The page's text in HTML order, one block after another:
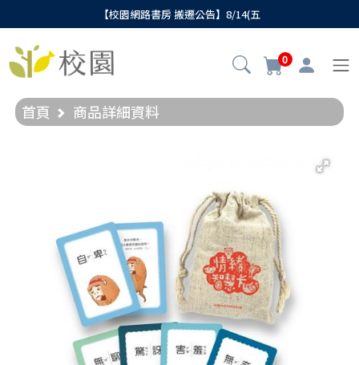
【校園網路書房 搬遷公告】8/14(五
0
首頁 商品詳細資料